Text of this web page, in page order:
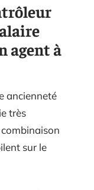
agent à
ancienneté
très
sur le